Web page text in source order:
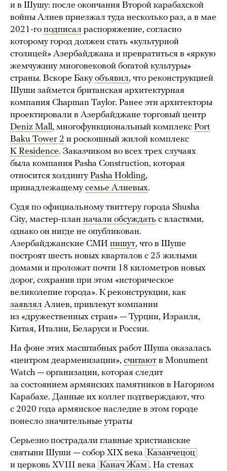
и в Шушу: после окончания Второй карабахской
войны Алиев приезжал туда несколько раз, а в мае
2021-го подписал распоряжение, согласно
которому город должен стать «культурной
столицей» Азербайджана и превратиться в «яркую
жемчужину многовековой богатой культуры»
страны. Вскоре Бакуобъявил, что реконструкцией
Шуши займется британская архитектурная
компания Chapman Taylor. Ранее эти архитекторы
проектировали в Азербайджане торговый центр
Deniz Mall, многофункциональный комплекс Port
Baku Tower 2 и роскошный жилой комплекс
K Residence. Заказчиком во всех трех случаях
была компания Pasha Construction, которая
относится холдингуPasha Holding,
принадлежащемусемье Алиевых.
Судя по официальному твиттеру города Shusha
City, мастер-план начали обсуждать с властями,
однако он нигде не опубликован.
Азербайджанские СМИ пишут, что в Шуше
построят шесть новых кварталов с 25 жилыми
домами и проложат почти 18 километров новых
дорог, сохранив при этом «историческое
великолепие города». К реконструкции, как
заявлял Алиев, привлекут компании
из «дружественных стран» — Турции, Израиля,
Китая, Италии, Беларуси и России.
На фоне этих масштабных работ Шуша оказалась
«центром деарменизации», считают в Monument
Watch — организации, которая следит
за состоянием армянских памятников в Нагорном
Карабахе. Данные их коллег подтверждают, что
с 2020 года армянское наследие в этом городе
понесло значительные утраты
Серьезно пострадали главные христианские
святыни Шуши — собор XIX века Казанчецоц
и церковь XVIII века Канач Жам . На стенах